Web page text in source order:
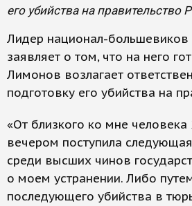
его убийства на правительство
Лидер национал-
заявляет о том, что на него
Лимонов возлагает
подготовку его убийства на
«От близкого ко мне человека
вечером поступила
среди высших чинов
о моем устранении. Либо
последующего убийства в